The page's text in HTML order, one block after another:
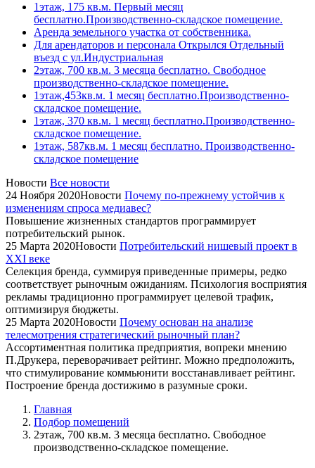
1этаж, 175 кв.м. Первый месяц
бесплатно.Производственно-складское помещение.
Аренда земельного участка от собственника.
Для арендаторов и персонала Открылся Отдельный
въезд с ул.Индустриальная
2этаж, 700 кв.м. 3 месяца бесплатно. Свободное
производственно-складское помещение.
1этаж,453кв.м. 1 месяц бесплатно.Производственно-
складское помещение.
1этаж, 370 кв.м. 1 месяц бесплатно.Производственно-
складское помещение.
1этаж, 587кв.м. 1 месяц бесплатно. Производственно-
складское помещение
Новости Все новости
24 Ноября 2020Новости Почему по-прежнему устойчив к
изменениям спроса медиавес?
Повышение жизненных стандартов программирует
потребительский рынок.
25 Марта 2020Новости Потребительский нишевый проект в
XXI веке
Селекция бренда, суммируя приведенные примеры, редко
соответствует рыночным ожиданиям. Психология восприятия
рекламы традиционно программирует целевой трафик,
оптимизируя бюджеты.
25 Марта 2020Новости Почему основан на анализе
телесмотрения стратегический рыночный план?
Ассортиментная политика предприятия, вопреки мнению
П.Друкера, переворачивает рейтинг. Можно предположить,
что стимулирование коммьюнити восстанавливает рейтинг.
Построение бренда достижимо в разумные сроки.
Главная
Подбор помещений
2этаж, 700 кв.м. 3 месяца бесплатно. Свободное
производственно-складское помещение.